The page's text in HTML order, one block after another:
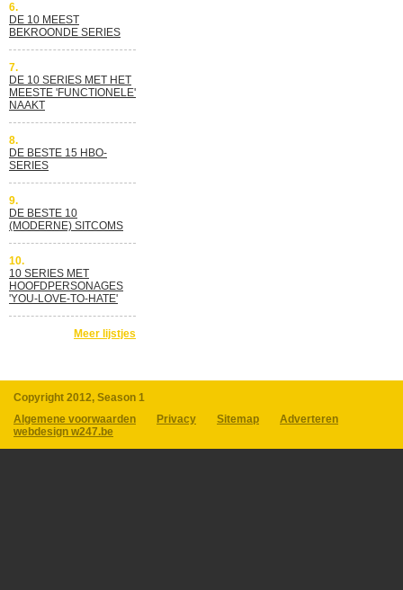
6.
DE 10 MEEST
BEKROONDE SERIES
7.
DE 10 SERIES MET HET
MEESTE 'FUNCTIONELE'
NAAKT
8.
DE BESTE 15 HBO-
SERIES
9.
DE BESTE 10
(MODERNE) SITCOMS
10.
10 SERIES MET
HOOFDPERSONAGES
'YOU-LOVE-TO-HATE'
Meer lijstjes
Copyright 2012, Season 1
Algemene voorwaarden
Privacy Sitemap
Adverteren
webdesign w247.be